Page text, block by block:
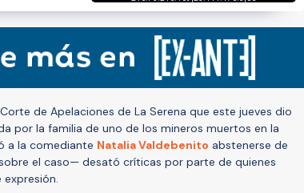
de Apelaciones de La Serena que este jueves dio
por la familia de uno de los mineros muertos en la
a la comediante Natalia Valdebenito abstenerse de
el caso— desató críticas por parte de quienes